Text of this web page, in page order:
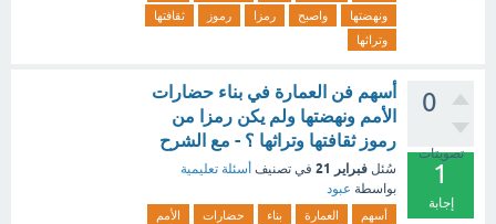
ونهضتها
واصبح رمزا رموز
ثقافتها
وتراثها
0
تصويتات
1
إجابة
أسهم فن العمارة في بناء حضارات
الأمم ونهضتها ولم يكن رمزا من
رموز ثقافتها وتراثها ؟ - مع الشرح
سُئل فبراير 21 في تصنيف أسئلة تعليمية
بواسطة عبود
أسهم العمارة بناء حضارات
الأمم